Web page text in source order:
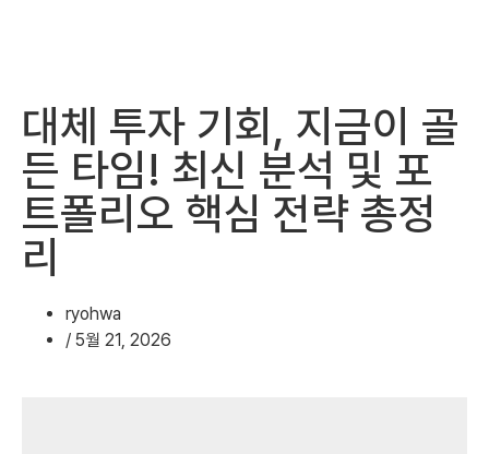
대체 투자 기회, 지금이 골
든 타임! 최신 분석 및 포
트폴리오 핵심 전략 총정
리
ryohwa
/ 5월 21, 2026